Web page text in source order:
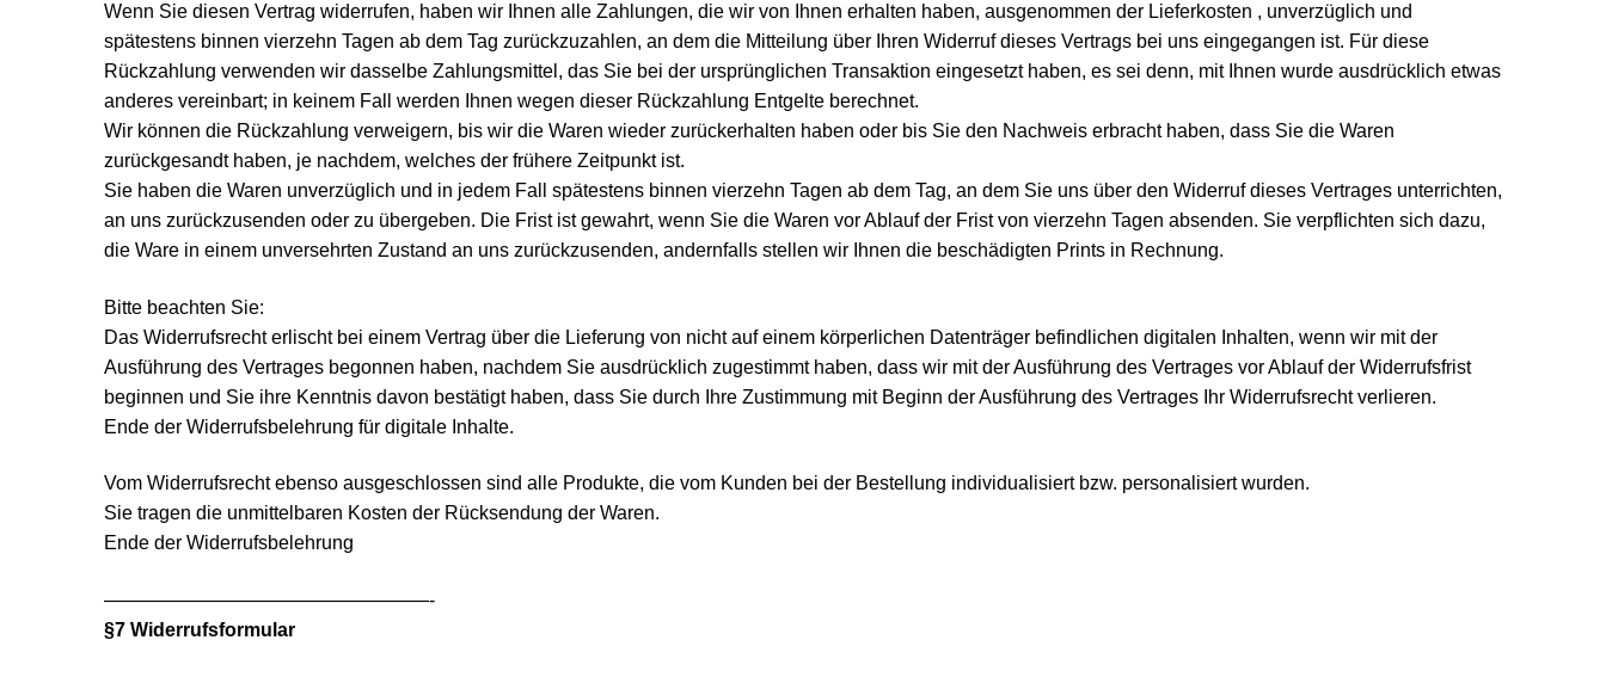
Wenn Sie diesen Vertrag widerrufen, haben wir Ihnen alle Zahlungen, die wir von Ihnen erhalten haben, ausgenommen der Lieferkosten , unverzüglich und
spätestens binnen vierzehn Tagen ab dem Tag zurückzuzahlen, an dem die Mitteilung über Ihren Widerruf dieses Vertrags bei uns eingegangen ist. Für diese
Rückzahlung verwenden wir dasselbe Zahlungsmittel, das Sie bei der ursprünglichen Transaktion eingesetzt haben, es sei denn, mit Ihnen wurde ausdrücklich etwas
anderes vereinbart; in keinem Fall werden Ihnen wegen dieser Rückzahlung Entgelte berechnet.
Wir können die Rückzahlung verweigern, bis wir die Waren wieder zurückerhalten haben oder bis Sie den Nachweis erbracht haben, dass Sie die Waren
zurückgesandt haben, je nachdem, welches der frühere Zeitpunkt ist.
Sie haben die Waren unverzüglich und in jedem Fall spätestens binnen vierzehn Tagen ab dem Tag, an dem Sie uns über den Widerruf dieses Vertrages unterrichten,
an uns zurückzusenden oder zu übergeben. Die Frist ist gewahrt, wenn Sie die Waren vor Ablauf der Frist von vierzehn Tagen absenden. Sie verpflichten sich dazu,
die Ware in einem unversehrten Zustand an uns zurückzusenden, andernfalls stellen wir Ihnen die beschädigten Prints in Rechnung.
Bitte beachten Sie:
Das Widerrufsrecht erlischt bei einem Vertrag über die Lieferung von nicht auf einem körperlichen Datenträger befindlichen digitalen Inhalten, wenn wir mit der
Ausführung des Vertrages begonnen haben, nachdem Sie ausdrücklich zugestimmt haben, dass wir mit der Ausführung des Vertrages vor Ablauf der Widerrufsfrist
beginnen und Sie ihre Kenntnis davon bestätigt haben, dass Sie durch Ihre Zustimmung mit Beginn der Ausführung des Vertrages Ihr Widerrufsrecht verlieren.
Ende der Widerrufsbelehrung für digitale Inhalte.
Vom Widerrufsrecht ebenso ausgeschlossen sind alle Produkte, die vom Kunden bei der Bestellung individualisiert bzw. personalisiert wurden.
Sie tragen die unmittelbaren Kosten der Rücksendung der Waren.
Ende der Widerrufsbelehrung
—————————————————-
§7 Widerrufsformular